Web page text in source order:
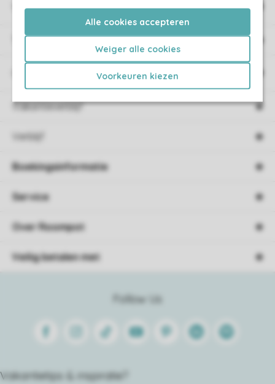
Alle cookies accepteren
Weiger alle cookies
Voorkeuren kiezen
Vakantieparken
Type vakantie
Vakantieverblijf
Verblijf
Follow Us
FacebookInstagram
Tiktok Youtube PinterestLinkedinSpotify
Vakantietips & inspiratie?
Boekingsinformatie
Service
Over Roompot
Veilig betalen met